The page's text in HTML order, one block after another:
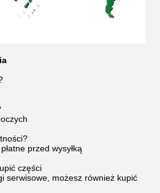
przed wysyłką
części
serwisowe, możesz również kupić